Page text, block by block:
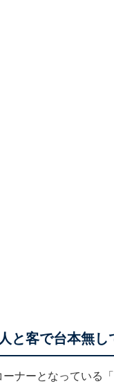
人と客で台本無
ーナーとなっている